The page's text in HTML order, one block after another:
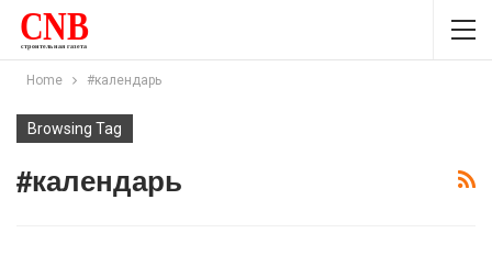
Home #календарь
Browsing Tag
#календарь